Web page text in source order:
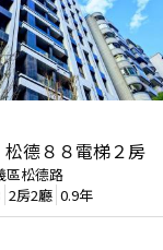
松德８８電梯２房
區松德路
2房2廳 0.9年